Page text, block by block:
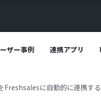
ザー事例 連携アプリ
Freshsalesに自動的に連携す